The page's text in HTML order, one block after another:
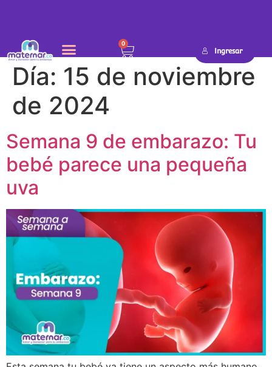
0
Ingresar
Día: 15 de noviembre
de 2024
Semana 9 de embarazo: Tu
bebé parece una pequeña
uva